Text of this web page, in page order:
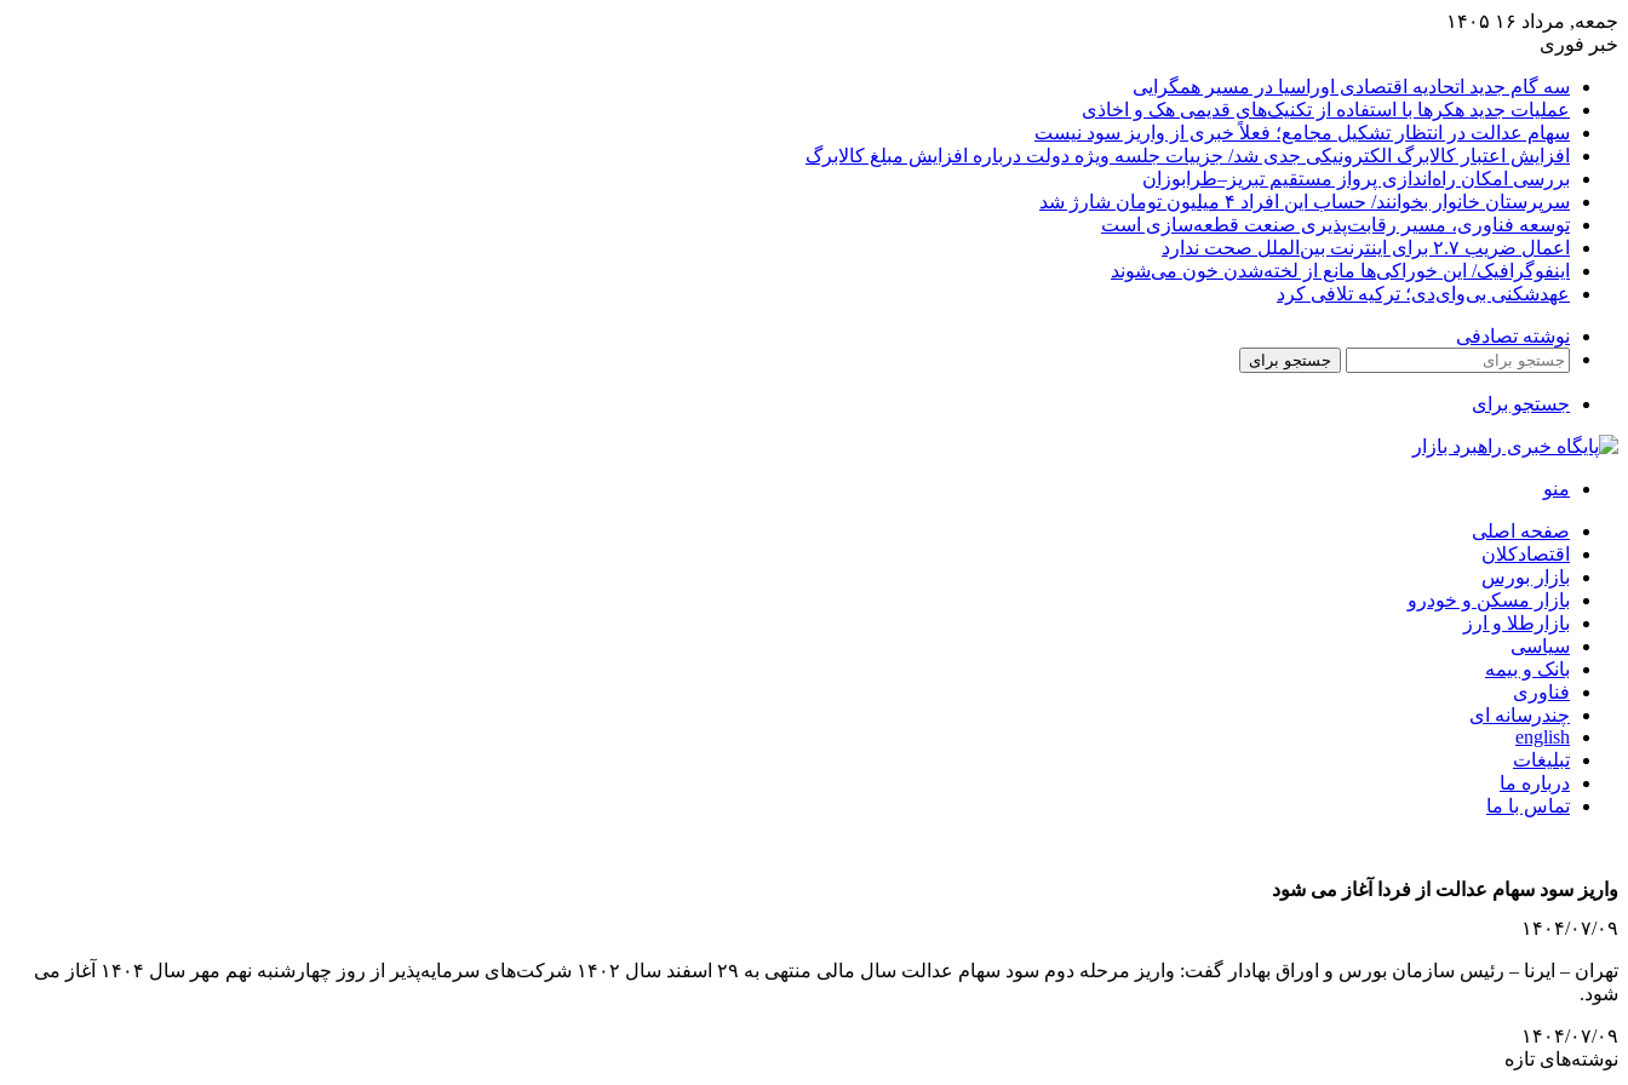
جمعه, مرداد ۱۶ ۱۴۰۵
خبر فوری
سه گام جدید اتحادیه اقتصادی اوراسیا در مسیر همگرایی
عملیات جدید هکرها با استفاده از تکنیک‌های قدیمی هک و اخاذی
سهام عدالت در انتظار تشکیل مجامع؛ فعلاً خبری از واریز سود نیست
افزایش اعتبار کالابرگ الکترونیکی جدی شد/ جزییات جلسه ویژه دولت درباره افزایش مبلغ کالابرگ
بررسی امکان راه‌اندازی پرواز مستقیم تبریز–طرابوزان
سرپرستان خانوار بخوانند/ حساب این افراد ۴ میلیون تومان شارژ شد
توسعه فناوری، مسیر رقابت‌پذیری صنعت قطعه‌سازی است
اعمال ضریب ۲.۷ برای اینترنت بین‌الملل صحت ندارد
اینفوگرافیک/ این خوراکی‌ها مانع از لخته‌شدن خون می‌شوند
عهدشکنی بی‌وای‌دی؛ ترکیه تلافی کرد
نوشته تصادفی
جستجو برای
جستجو برای
منو
صفحه اصلی
اقتصادکلان
بازار بورس
بازار مسکن و خودرو
بازارطلا و ارز
سیاسی
بانک و بیمه
فناوری
چندرسانه ای
english
تبلیغات
درباره ما
تماس با ما
واریز سود سهام عدالت از فردا آغاز می شود
۱۴۰۴/۰۷/۰۹
تهران – ایرنا – رئیس سازمان بورس و اوراق بهادار گفت: واریز مرحله دوم سود سهام عدالت سال مالی منتهی به ۲۹ اسفند سال ۱۴۰۲ شرکت‌های سرمایه‌پذیر از روز چهارشنبه نهم مهر سال ۱۴۰۴ آغاز می
شود.
۱۴۰۴/۰۷/۰۹
نوشته‌های تازه